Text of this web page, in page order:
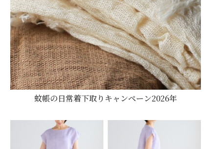
蚊帳の日常着下取りキャンペーン2026年